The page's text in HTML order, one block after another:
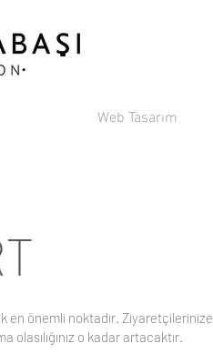
Web Tasarım
en önemli noktadır. Ziyaretçilerinize
olasılığınız o kadar artacaktır.